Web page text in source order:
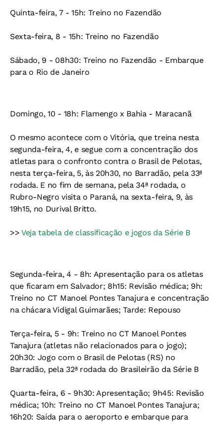
Quinta-feira, 7- 15h: Treino no Fazendão
Sexta-feira, 8 - 15h: Treino no Fazendão
Sábado, 9 - 08h30: Treino no Fazendão - Embarque
para o Rio de Janeiro
Domingo, 10 - 18h: Flamengo x Bahia - Maracanã
O mesmo acontece com o Vitória, que treina nesta
segunda-feira, 4, e segue com a concentração dos
atletas para o confronto contra o Brasil de Pelotas,
nesta terça-feira, 5, às 20h30, no Barradão, pela 33ª
rodada. E no fim de semana, pela 34ª rodada, o
Rubro-Negro visita o Paraná, na sexta-feira, 9, às
19h15, no Durival Britto.
>>Veja tabela de classificação e jogos da Série B
Segunda-feira, 4 - 8h: Apresentação para os atletas
que ficaram em Salvador; 8h15: Revisão médica; 9h:
Treino no CT Manoel Pontes Tanajura e concentração
na chácara Vidigal Guimarães; Tarde: Repouso
Terça-feira, 5- 9h: Treino no CT Manoel Pontes
Tanajura (atletas não relacionados para o jogo);
20h30: Jogo com o Brasil de Pelotas (RS) no
Barradão, pela 32ª rodada do Brasileirão da Série B
Quarta-feira, 6 - 9h30: Apresentação; 9h45: Revisão
médica; 10h: Treino no CT Manoel Pontes Tanajura;
16h20: Saída para o aeroporto e embarque para